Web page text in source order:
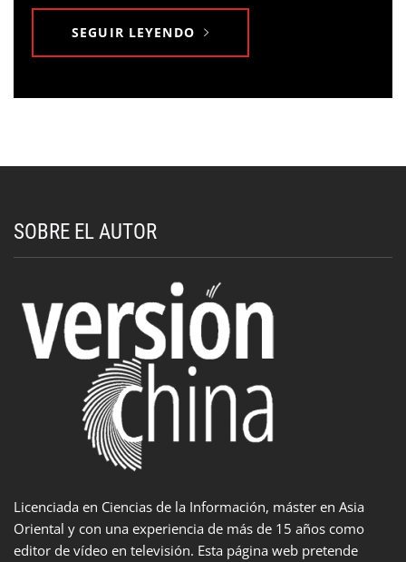
SEGUIR LEYENDO
SOBRE EL AUTOR
Licenciada en Ciencias de la Información, máster en Asia
Oriental y con una experiencia de más de 15 años como
editor de vídeo en televisión. Esta página web pretende